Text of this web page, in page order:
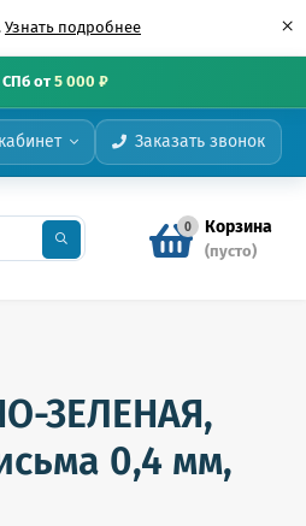
Узнать подробнее ×
СПб от5 000 ₽
Заказать звонок
0 Корзина
(пусто)
ЗЕЛЕНАЯ,
0,4 мм,